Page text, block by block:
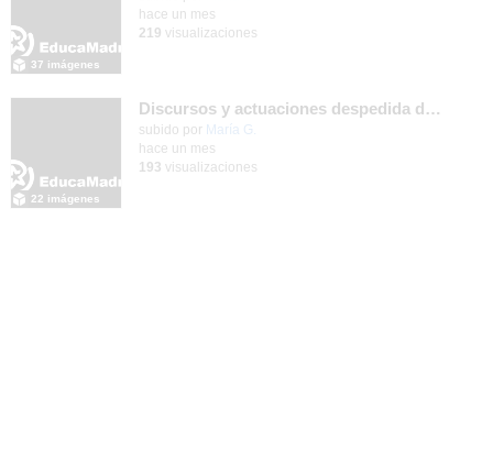
37 imágenes
hace un mes
219 visualizaciones
Discursos y actuaciones despedida de 4º
Contenido educativo.
subido por María G.
22 imágenes
hace un mes
193 visualizaciones